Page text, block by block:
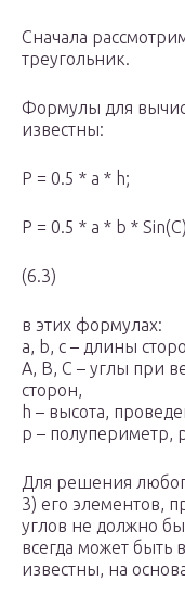
Сначала
треугольник.
Формулы для
известны:
P = 0.5 * a *
P = 0.5 * a *
(6.3)
в этих формулах:
a, b, c – длины
A, B, C – углы при
сторон,
h – высота,
p – полупериметр,
Для решения
3) его элементов,
углов не должно
всегда может быть
известны, на